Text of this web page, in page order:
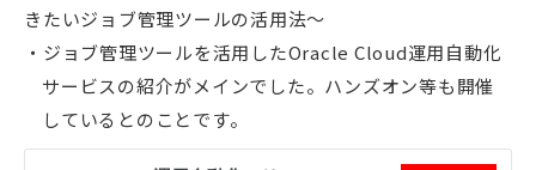
きたいジョブ管理ツールの活用法～
ジョブ管理ツールを活用したOracle Cloud運用自動化
サービスの紹介がメインでした。ハンズオン等も開催
しているとのことです。